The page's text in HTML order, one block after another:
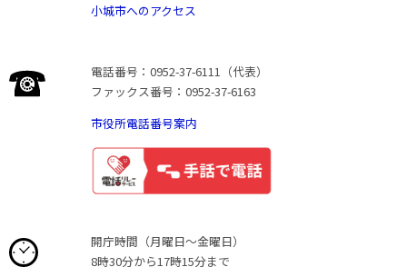
小城市へのアクセス
電話番号：0952-37-6111（代表）
ファックス番号：0952-37-6163
市役所電話番号案内
開庁時間（月曜日〜金曜日）
8時30分から17時15分まで